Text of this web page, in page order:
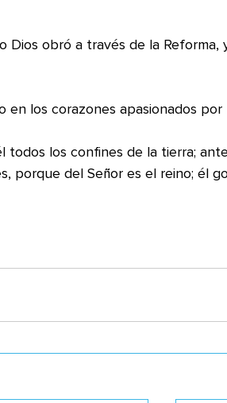
Dios obró a través de la Reforma,
los corazones apasionados por
porque del Señor es el reino; él